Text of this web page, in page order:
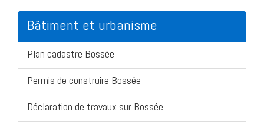
Bâtiment et urbanisme
Plan cadastre Bossée
Permis de construire Bossée
Déclaration de travaux sur Bossée